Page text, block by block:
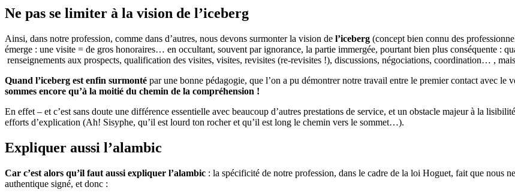
Ne pas se limiter à la vision de l’iceberg
Ainsi, dans notre profession, comme dans d’autres, nous devons surmonter la vision de l’iceberg (concept bien connu des
émerge : une visite = de gros honoraires… en occultant, souvent par ignorance, la partie immergée, pourtant bien plus conséquente :
renseignements aux prospects, qualification des visites, visites, revisites (re-revisites !), discussions, négociations, coordination… ,
Quand l’iceberg est enfin surmonté par une bonne pédagogie, que l’on a pu démontrer notre travail entre le premier contact avec
sommes encore qu’à la moitié du chemin de la compréhension !
En effet – et c’est sans doute une différence essentielle avec beaucoup d’autres prestations de service, et un obstacle majeur à la
efforts d’explication (Ah! Sisyphe, qu’il est lourd ton rocher et qu’il est long le chemin vers le sommet…).
Expliquer aussi l’alambic
Car c’est alors qu’il faut aussi expliquer l’alambic : la spécificité de notre profession, dans le cadre de la loi Hoguet, fait que nous
authentique signé, et donc :